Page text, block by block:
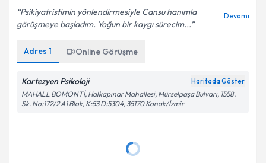
Kişisel verilerimin işlenmesine ilişkinAydınlatma
Metni'ni okudum ve kişisel verilerimin belirtilen
Takvim Talebini Gönder
Psikiyatristimin yönlendirmesiyle Cansu hanımla
görüşmeye başladım. Yoğun bir kaygı sürecim...
Devamı
Adres 1 Online Görüşme
Kartezyen Psikoloji Haritada Göster
MAHALL BOMONTİ, Halkapınar Mahallesi, Mürselpaşa Bulvarı, 1558.
Sk. No:172/2 A1 Blok, K:53 D:5304, 35170 Konak/İzmir